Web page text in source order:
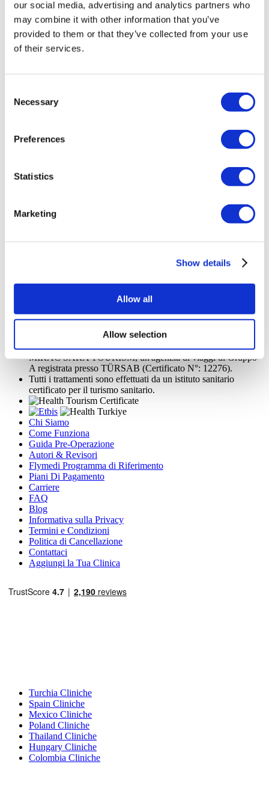
our social media, advertising and analytics partners who
may combine it with other information that you’ve
provided to them or that they’ve collected from your use
of their services.
Selection
Necessary
Preferences
Statistics
Marketing
Show details
Allow all
Allow selection
Luna Clinic Turkey
Istanbul European Clinic
Medipol Mega Università Ospedale
Gruppo Sanitario Acibadem
Richiedi un Preventivo
TÜRSAB – Le transazioni su flymedi.com sono gestite da
MIRAC SARA TOURISM, un'agenzia di viaggi di Gruppo
A registrata presso TÜRSAB (Certificato N°: 12276).
Tutti i trattamenti sono effettuati da un istituto sanitario
certificato per il turismo sanitario.
Chi Siamo
Come Funziona
Guida Pre-Operazione
Autori & Revisori
Flymedi Programma di Riferimento
Piani Di Pagamento
Carriere
FAQ
Blog
Informativa sulla Privacy
Termini e Condizioni
Politica di Cancellazione
Contattaci
Aggiungi la Tua Clinica
Turchia Cliniche
Spain Cliniche
Mexico Cliniche
Poland Cliniche
Thailand Cliniche
Hungary Cliniche
Colombia Cliniche